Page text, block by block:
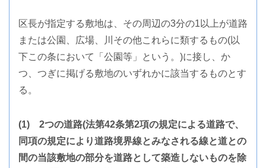
区長が指定する敷地は、その周辺の3分の1以上が道路
または公園、広場、川その他これらに類するもの(以
下この条において「公園等」という。)に接し、か
つ、つぎに掲げる敷地のいずれかに該当するものとす
る。
(1) 2つの道路(法第42条第2項の規定による道路で、
同項の規定により道路境界線とみなされる線と道との
間の当該敷地の部分を道路として築造しないものを除